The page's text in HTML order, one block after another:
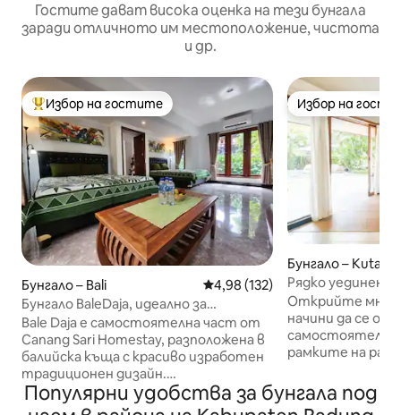
Гостите дават висока оценка на тези бунгала
заради отличното им местоположение, чистота
и др.
Най-популярен избор на гостите
Избор на гостите
Бунгало – Bali Средна оценка: 4,98 от 5,
4,98 (132)
Бунгало BaleDaja, идеално за
семейство от 4 – 5 души
Bale Daja е самостоятелна част от
Canang Sari Homestay, разположена в
балийска къща с красиво изработен
традиционен дизайн.
Устройството разполага със
самостоятелна баня, кухня и
Избор на
Избор на
Бунгало – Kuta
Рядко уединено
НОВО
Открийте
начини да се
самостоятелно
рамките на
градини,
тандем люлка
Популярни удобства за бунгала под